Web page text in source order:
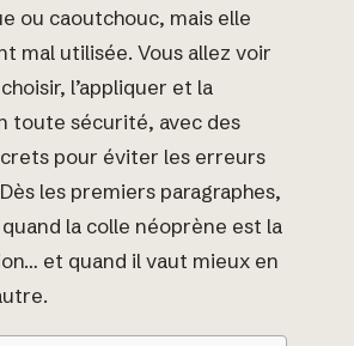
ou caoutchouc, mais elle
mal utilisée. Vous allez voir
l’appliquer et la
toute sécurité, avec des
pour éviter les erreurs
les premiers paragraphes,
la colle néoprène est la
et quand il vaut mieux en